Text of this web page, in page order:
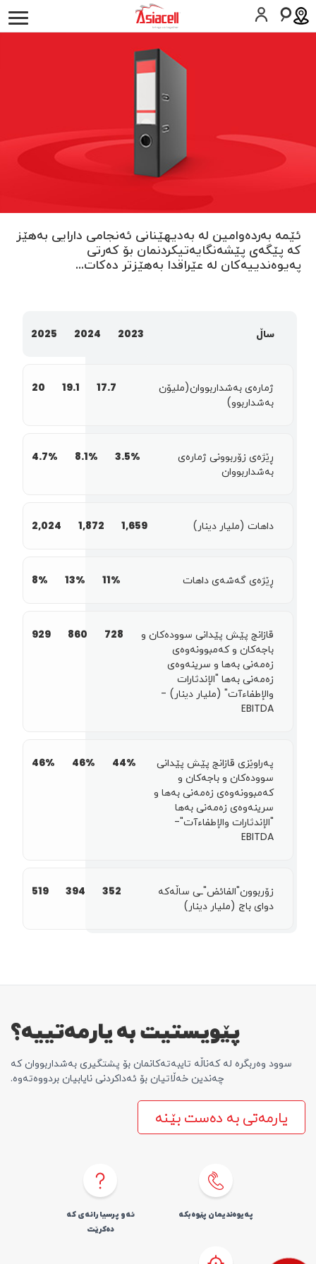
هەلى كار
سیمکارت داوا بکە
English
ئێمە بەردەوامین لە بەدیهێنانی ئەنجامی دارایی بەهێز
کە پێگەی پێشەنگایەتیکردنمان بۆ کەرتی
پەیوەندییەکان لە عێراقدا بەهێزتر دەکات...
ساڵ 2023
2024
2025
ژمارەی بەشداربووان(مليۆن
بەشداربوو)
17.7
19.1
20
ڕێژەی زۆربوونی ژمارەی
بەشداربووان
3.5%
8.1%
4.7%
داهات (مليار دينار) 1,659
1,872
2,024
ڕێژەی گەشەی داهات 11%
13%
8%
قازانج پێش پێدانی سوودەکان و
باجەکان و کەمبوونەوەی
زەمەنی بەها و سرینەوەی
زەمەنی بەها "الإندثارات
والإطفاءآت" (مليار دينار) -
EBITDA
728
860
929
پەراوێزی قازانج پێش پێدانی
سوودەکان و باجەکان و
کەمبوونەوەی زەمەنی بەها و
سرینەوەی زەمەنی بەها
"الإندثارات والإطفاءآت"-
EBITDA
44%
46%
46%
زۆربوون"الفائض"ـی ساڵەکە
دوای باج (مليار دينار)
352
394
519
پێویستیت بە یارمەتییە؟
سوود وەربگرە لە کەناڵە تایبەتەکانمان بۆ پشتگیری بەشداربووان کە
چەندین خەڵاتیان بۆ ئەداکردنی نایابیان بردووەتەوە.
یارمەتی بە دەست بێنە
پەیوەندیمان پێوە بکە
ئەو پرسیارانەی کە
دەکرێت